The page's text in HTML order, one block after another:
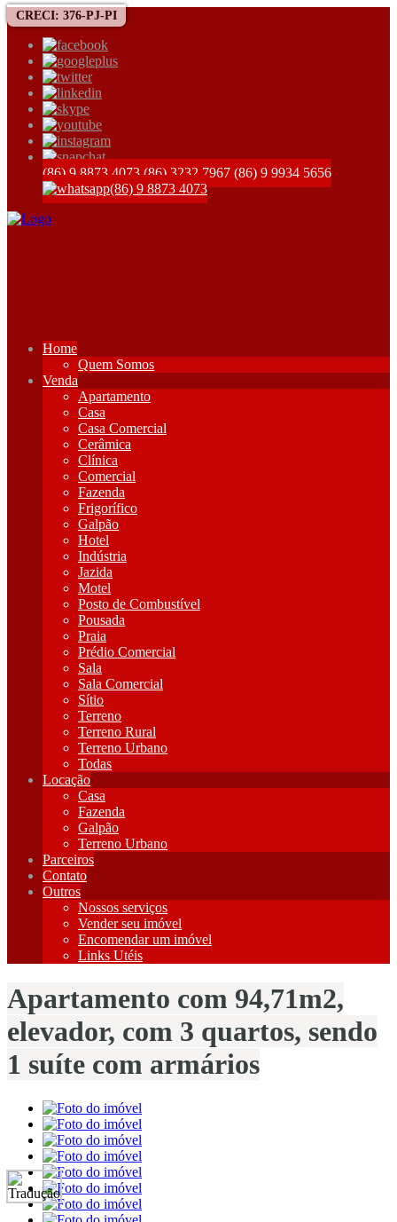
CRECI: 376-PJ-PI
(86) 9 8873 4073 (86) 3232 7967 (86) 9 9934 5656
(86) 9 8873 4073
Home
Quem Somos
Venda
Apartamento
Casa
Casa Comercial
Cerâmica
Clínica
Comercial
Fazenda
Frigorífico
Galpão
Hotel
Indústria
Jazida
Motel
Posto de Combustível
Pousada
Praia
Prédio Comercial
Sala
Sala Comercial
Sítio
Terreno
Terreno Rural
Terreno Urbano
Todas
Locação
Casa
Fazenda
Galpão
Terreno Urbano
Parceiros
Contato
Outros
Nossos serviços
Vender seu imóvel
Encomendar um imóvel
Links Utéis
Apartamento com 94,71m2,
elevador, com 3 quartos, sendo
1 suíte com armários